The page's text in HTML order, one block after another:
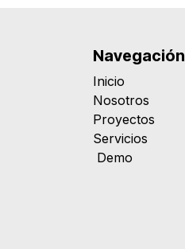
Navegación
Inicio
Nosotros
Proyectos
Servicios
Demo